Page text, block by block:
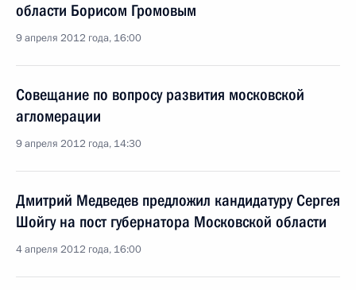
области Борисом Громовым
9 апреля 2012 года, 16:00
Совещание по вопросу развития московской
агломерации
9 апреля 2012 года, 14:30
Дмитрий Медведев предложил кандидатуру Сергея
Шойгу на пост губернатора Московской области
4 апреля 2012 года, 16:00